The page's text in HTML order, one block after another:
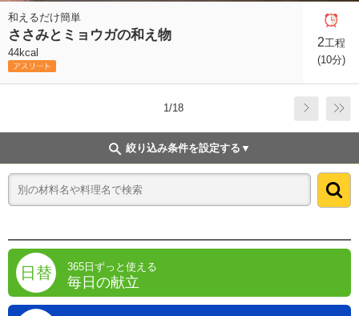
和えるだけ簡単
ささみとミョウガの和え物
44kcal
2工程
(10分)
1/18
絞り込み条件を設定する
日替 365日ずっと使える
毎日の献立